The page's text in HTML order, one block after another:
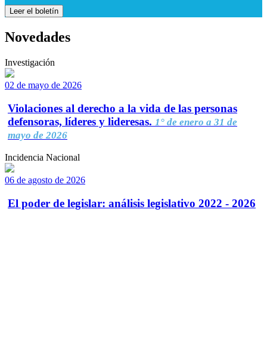
Leer el boletín
Novedades
Investigación
02 de mayo de 2026
Violaciones al derecho a la vida de las personas
defensoras, líderes y lideresas. 1° de enero a 31 de
mayo de 2026
Incidencia Nacional
06 de agosto de 2026
El poder de legislar: análisis legislativo 2022 - 2026